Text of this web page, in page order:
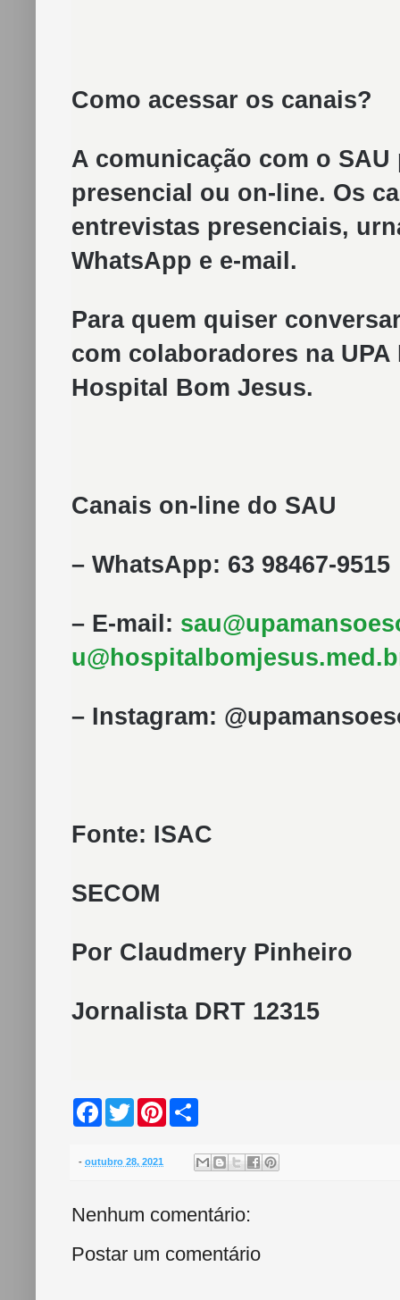
Como acessar os canais?
A comunicação com o
presencial ou on-line. Os
entrevistas presenciais,
WhatsApp e e-mail.
Para quem quiser
com colaboradores na
Hospital Bom Jesus.
Canais on-line do SAU
– WhatsApp: 63 98467-9515
– E-mail: sau@
– Instagram:
Fonte: ISAC
SECOM
Por Claudmery Pinheiro
Jornalista DRT 12315
F
b
T
w
t
P
t
e
- outubro 28, 2021
Nenhum comentário:
Postar um comentário